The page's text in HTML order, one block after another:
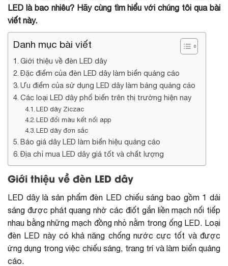
LED là bao nhiêu? Hãy cùng tìm hiểu với chúng tôi qua bài
viết này.
Danh mục bài viết
Giới thiệu về đèn LED dây
Đặc điểm của đèn LED dây làm biển quảng cáo
Ưu điểm của sử dụng LED dây làm bảng quảng cáo
Các loại LED dây phổ biến trên thị trường hiện nay
LED dây Ziczac
LED đổi màu kết nối app
LED dây đơn sắc
Báo giá dây LED làm biển hiệu quảng cáo
Địa chỉ mua LED dây giá tốt và chất lượng
Giới thiệu về đèn LED dây
LED dây là sản phẩmđèn LED chiếu sángbao gồm 1 dải
sáng được phát quang nhờ các điốt gắn liền mạch nối tiếp
nhau bằng những mạch đồng nhỏ nằm trong ống LED. Loại
đèn LED này có khả năng chống nước cực tốt và được
ứng dụng trong việc chiếu sáng, trang trí và làm biển quảng
cáo.